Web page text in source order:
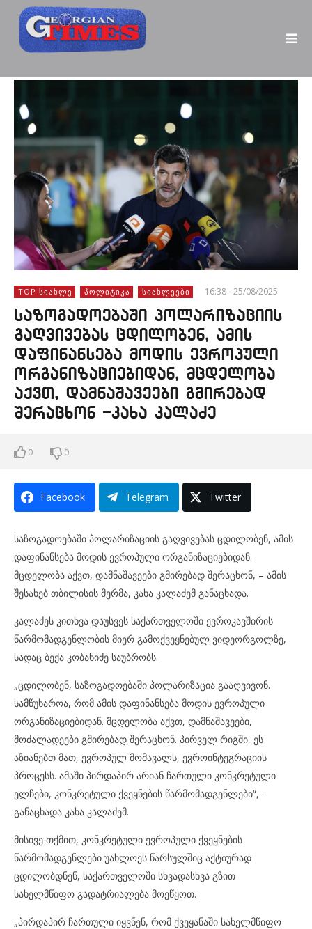
TOP ᲡᲘᲐᲮᲚᲔ ᲞᲝᲚᲘᲢᲘᲙᲐ ᲡᲘᲐᲮᲚᲔᲔᲑᲘ 16:38 - 25/08/2025
საზოგადოებაში პოლარიზაციის
გაღვივებას ცდილობენ, ამის
დაფინანსება მოდის ევროპული
ორგანიზაციებიდან, მცდელობა
აქვთ, დამნაშავეები გმირებად
შერაცხონ -კახა კალაძე
0 0
Facebook Telegram Twitter
საზოგადოებაში პოლარიზაციის გაღვივებას ცდილობენ, ამის
დაფინანსება მოდის ევროპული ორგანიზაციებიდან.
მცდელობა აქვთ, დამნაშავეები გმირებად შერაცხონ, – ამის
შესახებ თბილისის მერმა, კახა კალაძემ განაცხადა.
კალაძეს კითხვა დაუსვეს საქართველოში ევროკავშირის
წარმომადგენლობის მიერ გამოქვეყნებულ ვიდეორგოლზე,
სადაც ბექა კობახიძე საუბრობს.
„ცდილობენ, საზოგადოებაში პოლარიზაცია გააღვივონ.
სამწუხაროა, რომ ამის დაფინანსება მოდის ევროპული
ორგანიზაციებიდან. მცდელობა აქვთ, დამნაშავეები,
მოძალადეები გმირებად შერაცხონ. პირველ რიგში, ეს
აზიანებთ მათ, ევროპულ მომავალს, ევროინტეგრაციის
პროცესს. ამაში პირდაპირ არიან ჩართული კონკრეტული
ელჩები, კონკრეტული ქვეყნების წარმომადგენლები“, –
განაცხადა კახა კალაძემ.
მისივე თქმით, კონკრეტული ევროპული ქვეყნების
წარმომადგენლები უახლოეს წარსულშიც აქტიურად
ცდილობდნენ, საქართველოში სხვადასხვა გზით
სახელმწიფო გადატრიალება მოეწყოთ.
„პირდაპირ ჩართული იყვნენ, რომ ქვეყანაში სახელმწიფო